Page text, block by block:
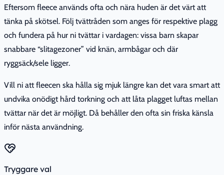
Eftersom fleece används ofta och nära huden är det värt att
tänka på skötsel. Följ tvättråden som anges för respektive plagg
och fundera på hur ni tvättar i vardagen: vissa barn skapar
snabbare “slitagezoner” vid knän, armbågar och där
ryggsäck/sele ligger.
Vill ni att fleecen ska hålla sig mjuk längre kan det vara smart att
undvika onödigt hård torkning och att låta plagget luftas mellan
tvättar när det är möjligt. Då behåller den ofta sin friska känsla
inför nästa användning.
Tryggare val